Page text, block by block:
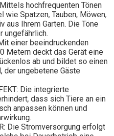
Mittels hochfrequenten Tönen
wie Spatzen, Tauben, Möwen,
aus Ihrem Garten. Die Töne
ungefährlich.
einer beeindruckenden
Metern deckt das Gerät eine
ab und bildet so einen
der ungebetene Gäste
Die integrierte
dass sich Tiere an ein
anpassen können und
Die Stromversorgung erfolgt